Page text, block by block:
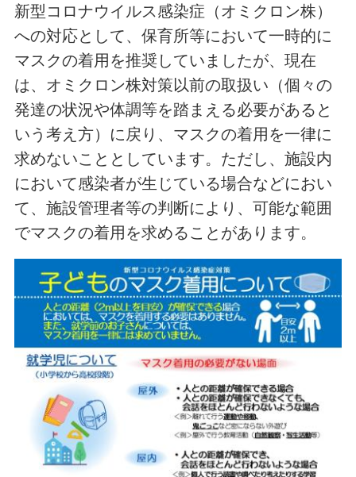
新型コロナウイルス感染症（オミクロン株）
への対応として、保育所等において一時的に
マスクの着用を推奨していましたが、現在
は、オミクロン株対策以前の取扱い（個々の
発達の状況や体調等を踏まえる必要があると
いう考え方）に戻り、マスクの着用を一律に
求めないこととしています。ただし、施設内
において感染者が生じている場合などにおい
て、施設管理者等の判断により、可能な範囲
でマスクの着用を求めることがあります。